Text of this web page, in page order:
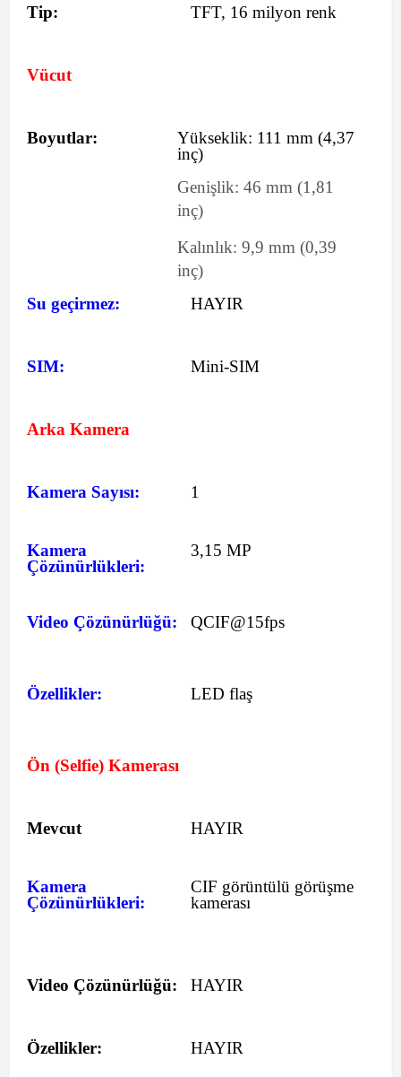
Tip: TFT, 16 milyon renk
Vücut
Boyutlar: Yükseklik: 111 mm (4,37
inç)
Genişlik: 46 mm (1,81
inç)
Kalınlık: 9,9 mm (0,39
inç)
Su geçirmez:
HAYIR
SIM: Mini-SIM
Arka Kamera
Kamera Sayısı: 1
Kamera
Çözünürlükleri:
3,15 MP
Video Çözünürlüğü: QCIF@15fps
Özellikler: LED flaş
Ön (Selfie) Kamerası
Mevcut HAYIR
Kamera
Çözünürlükleri:
CIF görüntülü görüşme
kamerası
Video Çözünürlüğü: HAYIR
Özellikler: HAYIR